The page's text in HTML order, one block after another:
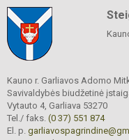
Kauno r. Garliavos Adomo
Savivaldybės biudžetinė
Vytauto 4, Garliava 53270
Tel./ faks. (0 37) 551 874
El. p.